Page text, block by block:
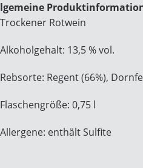
Trockener Rotwein
Alkoholgehalt: 13,5 % vol.
Rebsorte: Regent (66%),
Flaschengröße: 0,75 l
Allergene: enthält Sulfite